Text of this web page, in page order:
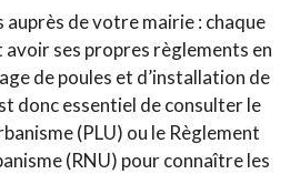
de votre mairie : chaque
avoir ses propres règlements en
de poules et d’installation de
donc essentiel de consulter le
(PLU) ou le Règlement
(RNU) pour connaître les